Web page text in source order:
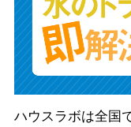
ハウスラボは全国